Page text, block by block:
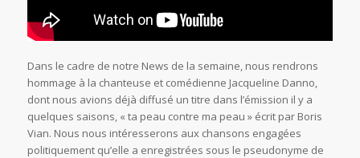
Dans le cadre de notre News de la semaine, nous rendrons
hommage à la chanteuse et comédienne Jacqueline Danno,
dont nous avions déjà diffusé un titre dans l’émission il y a
quelques saisons, « ta peau contre ma peau » écrit par Boris
Vian. Nous nous intéresserons aux chansons engagées
politiquement qu’elle a enregistrées sous le pseudonyme de